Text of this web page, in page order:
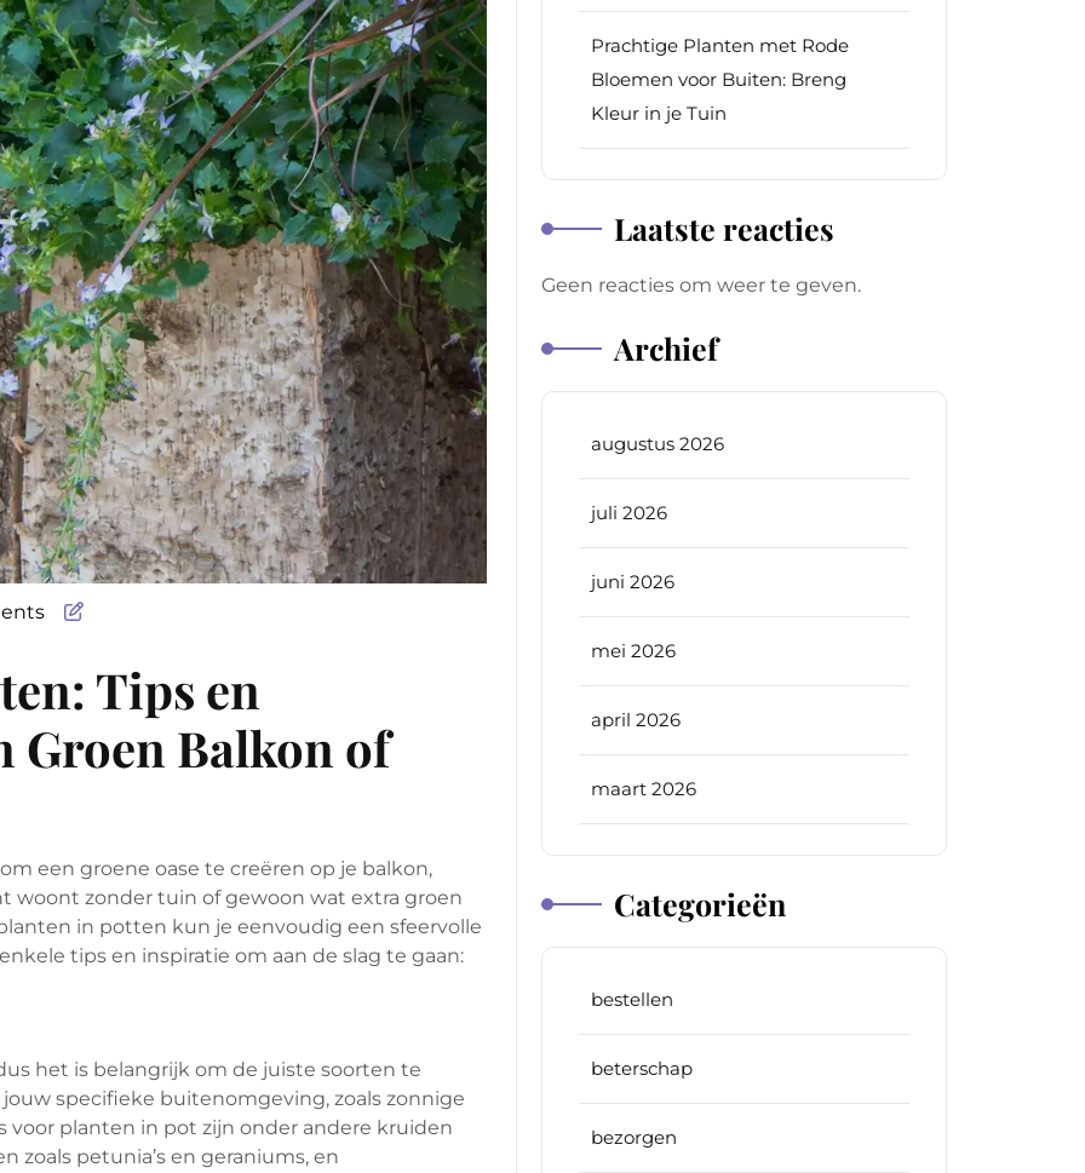
Tips en
Groen Balkon of
een groene oase te creëren op je balkon,
woont zonder tuin of gewoon wat extra groen
in potten kun je eenvoudig een sfeervolle
tips en inspiratie om aan de slag te gaan:
het is belangrijk om de juiste soorten te
specifieke buitenomgeving, zoals zonnige
voor planten in pot zijn onder andere kruiden
zoals petunia’s en geraniums, en
Prachtige Planten met Rode
Bloemen voor Buiten: Breng
Kleur in je Tuin
Laatste reacties
Geen reacties om weer te geven.
Archief
augustus 2026
juli 2026
juni 2026
mei 2026
april 2026
maart 2026
Categorieën
bestellen
beterschap
bezorgen